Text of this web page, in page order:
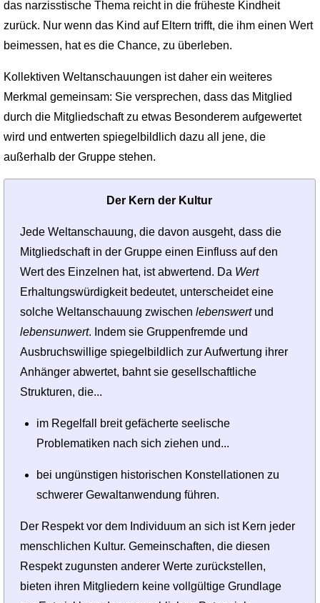
das narzisstische Thema reicht in die früheste Kindheit
zurück. Nur wenn das Kind auf Eltern trifft, die ihm einen Wert
beimessen, hat es die Chance, zu überleben.
Kollektiven Weltanschauungen ist daher ein weiteres
Merkmal gemeinsam: Sie versprechen, dass das Mitglied
durch die Mitgliedschaft zu etwas Besonderem aufgewertet
wird und entwerten spiegelbildlich dazu all jene, die
außerhalb der Gruppe stehen.
Der Kern der Kultur
Jede Weltanschauung, die davon ausgeht, dass die
Mitgliedschaft in der Gruppe einen Einfluss auf den
Wert des Einzelnen hat, ist abwertend. Da Wert
Erhaltungswürdigkeit bedeutet, unterscheidet eine
solche Weltanschauung zwischenlebenswertund
lebensunwert. Indem sie Gruppenfremde und
Ausbruchswillige spiegelbildlich zur Aufwertung ihrer
Anhänger abwertet, bahnt sie gesellschaft­liche
Strukturen, die...
im Regelfall breit gefächerte seelische
Problematiken nach sich ziehen und...
bei ungünstigen historischen Konstellationen zu
schwerer Gewaltanwendung führen.
Der Respekt vor dem Individuum an sich ist Kern jeder
menschlichen Kultur. Gemeinschaften, die diesen
Respekt zugunsten anderer Werte zurück­stellen,
bieten ihren Mitgliedern keine vollgültige Grundlage